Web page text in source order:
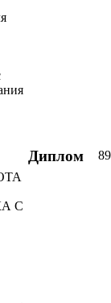
С
Диплом 89